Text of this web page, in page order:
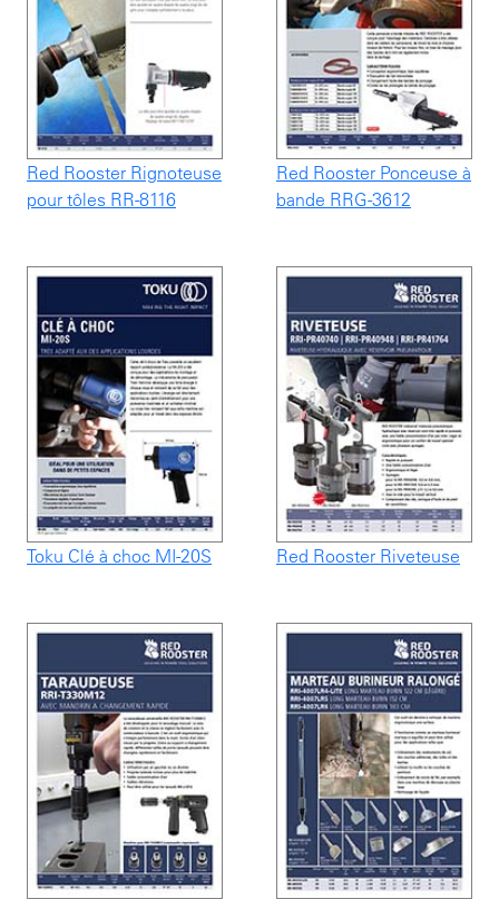
Red Rooster Rignoteuse
pour tôles RR-8116
Red Rooster Ponceuse à
bande RRG-3612
Toku Clé à choc MI-20S Red Rooster Riveteuse